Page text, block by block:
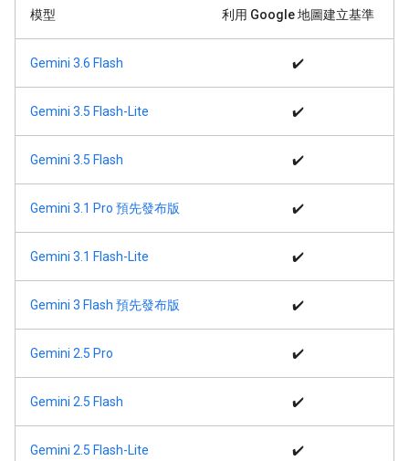
模型 利用 Google 地圖建立基準
Gemini 3.6 Flash ✔️
Gemini 3.5 Flash-Lite ✔️
Gemini 3.5 Flash ✔️
Gemini 3.1 Pro 預先發布版 ✔️
Gemini 3.1 Flash-Lite ✔️
Gemini 3 Flash 預先發布版 ✔️
Gemini 2.5 Pro ✔️
Gemini 2.5 Flash ✔️
Gemini 2.5 Flash-Lite ✔️